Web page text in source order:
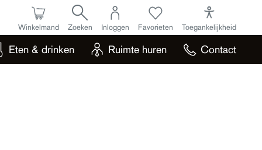
Eten & drinken Ruimte huren Contact
Winkelmand Zoeken Inloggen Favorieten Toegankelijkheid